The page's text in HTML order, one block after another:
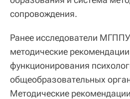
сопровождения.
Ранее исследователи
методические
функционирования
общеобразовательных
Методические